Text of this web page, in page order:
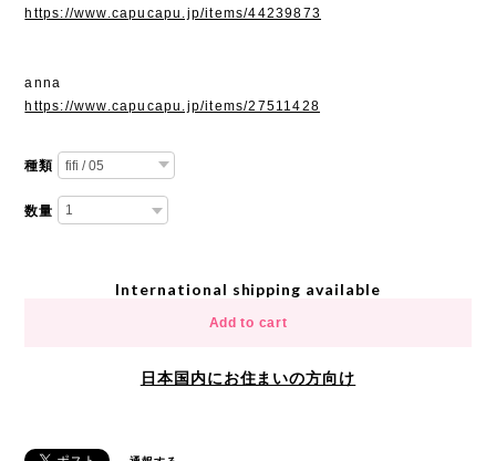
https://www.capucapu.jp/items/44239873
anna
https://www.capucapu.jp/items/27511428
種類
数量
International shipping available
Add to cart
日本国内にお住まいの方向け